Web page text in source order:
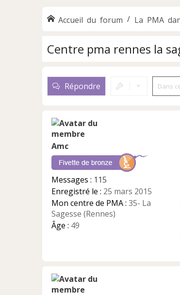
Accueil du forum La PMA
Centre pma rennes la
Répondre
Amc
Messages : 115
Enregistré le : 25 mars 2015
Mon centre de PMA : 35- La
Sagesse (Rennes)
Âge : 49